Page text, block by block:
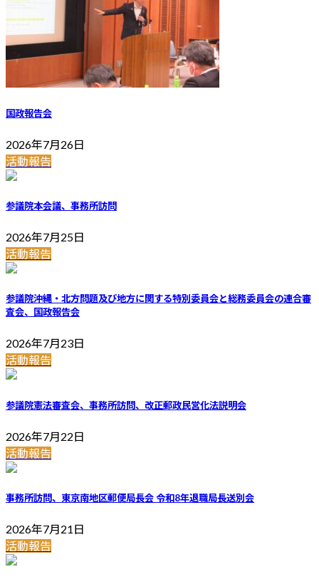
国政報告会
2026年7月26日
活動報告
参議院本会議、事務所訪問
2026年7月25日
活動報告
参議院沖縄・北方問題及び地方に関する特別委員会と総務委員会の連合審
査会、国政報告会
2026年7月23日
活動報告
参議院憲法審査会、事務所訪問、改正郵政民営化法説明会
2026年7月22日
活動報告
事務所訪問、東京南地区郵便局長会 令和8年退職局長送別会
2026年7月21日
活動報告